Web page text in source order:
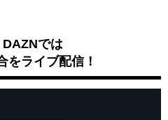
DAZNでは
をライブ配信！